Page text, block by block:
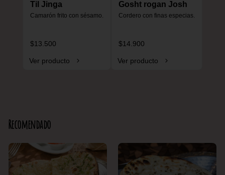
Til Jinga
Camarón frito con sésamo.
$13.500
Ver producto
Gosht rogan Josh
Cordero con finas especias.
$14.900
Ver producto
Recomendado